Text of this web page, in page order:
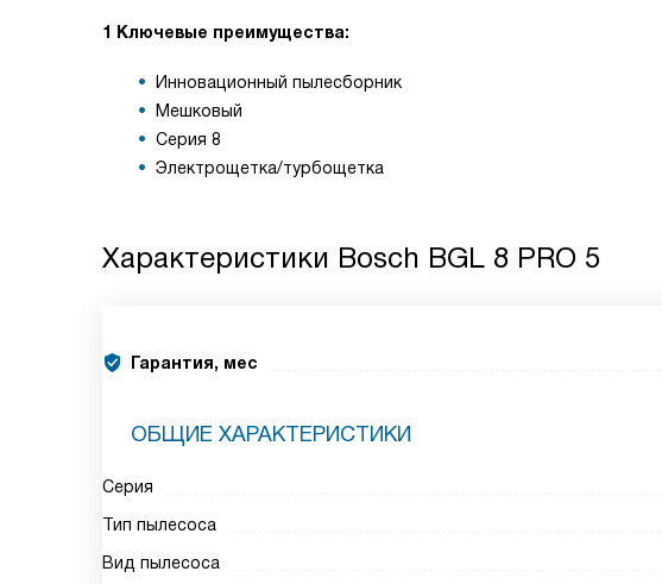
1 Ключевые преимущества:
Инновационный пылесборник
Мешковый
Серия 8
Электрощетка/турбощетка
Характеристики Bosch BGL 8 PRO 5
Гарантия, мес
ОБЩИЕ ХАРАКТЕРИСТИКИ
Серия
Тип пылесоса
Вид пылесоса